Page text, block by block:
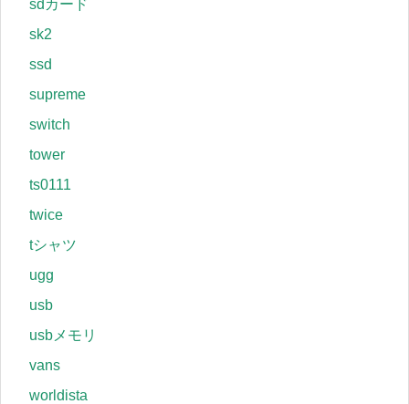
sdカード
sk2
ssd
supreme
switch
tower
ts0111
twice
tシャツ
ugg
usb
usbメモリ
vans
worldista